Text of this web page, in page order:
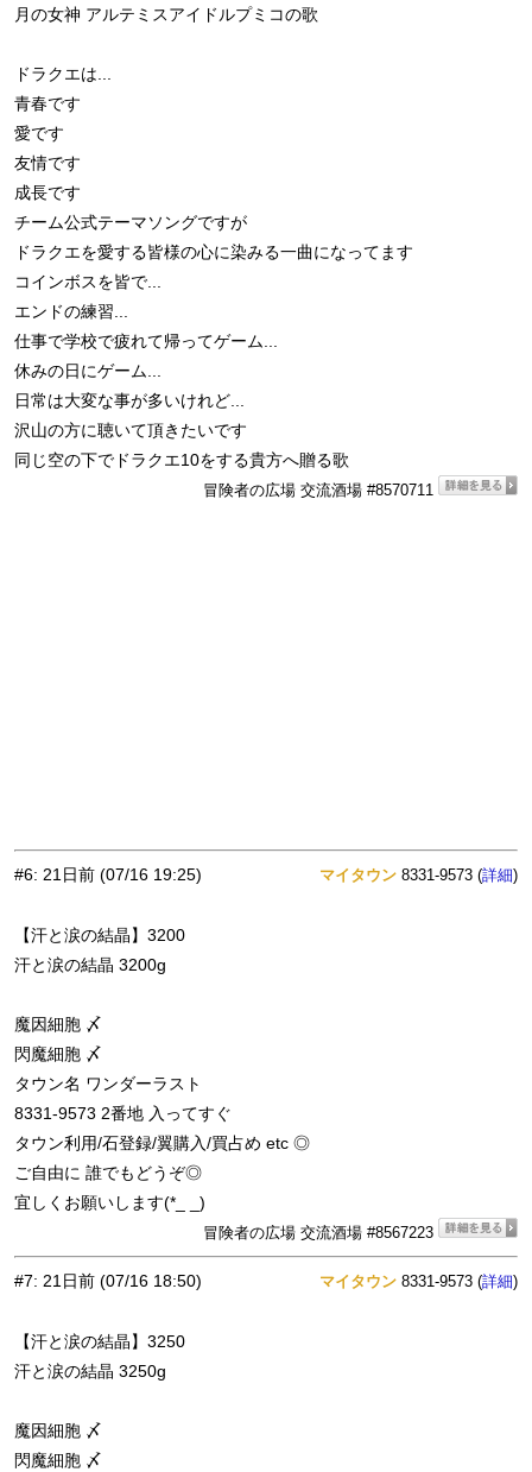
月の女神 アルテミスアイドルプミコの歌
ドラクエは...
青春です
愛です
友情です
成長です
チーム公式テーマソングですが
ドラクエを愛する皆様の心に染みる一曲になってます
コインボスを皆で...
エンドの練習...
仕事で学校で疲れて帰ってゲーム...
休みの日にゲーム...
日常は大変な事が多いけれど...
沢山の方に聴いて頂きたいです
同じ空の下でドラクエ10をする貴方へ贈る歌
冒険者の広場 交流酒場 #8570711
#6: 21日前 (07/16 19:25) マイタウン 8331-9573 (詳細)
【汗と涙の結晶】3200
汗と涙の結晶 3200g
魔因細胞 〆
閃魔細胞 〆
タウン名 ワンダーラスト
8331-9573 2番地 入ってすぐ
タウン利用/石登録/翼購入/買占め etc ◎
ご自由に 誰でもどうぞ◎
宜しくお願いします(*_ _)
冒険者の広場 交流酒場 #8567223
#7: 21日前 (07/16 18:50) マイタウン 8331-9573 (詳細)
【汗と涙の結晶】3250
汗と涙の結晶 3250g
魔因細胞 〆
閃魔細胞 〆